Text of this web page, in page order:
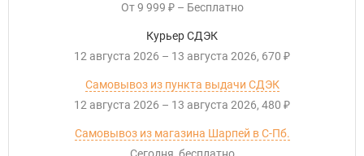
От 9 999 ₽ – Бесплатно
Курьер СДЭК
12 августа 2026 – 13 августа 2026 670 ₽
Самовывоз из пункта выдачи СДЭК
12 августа 2026 – 13 августа 2026 480 ₽
Самовывоз из магазина Шарпей в С-Пб.